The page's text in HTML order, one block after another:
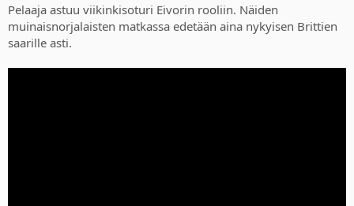
Pelaaja astuu viikinkisoturi Eivorin rooliin. Näiden
muinaisnorjalaisten matkassa edetään aina nykyisen Brittien
saarille asti.